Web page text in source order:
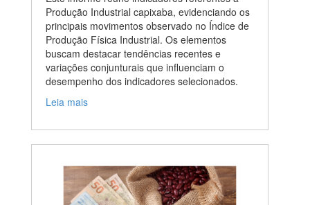
Produção Industrial capixaba, evidenciando os
principais movimentos observado no Índice de
Produção Física Industrial. Os elementos
buscam destacar tendências recentes e
variações conjunturais que influenciam o
desempenho dos indicadores selecionados.
Leia mais